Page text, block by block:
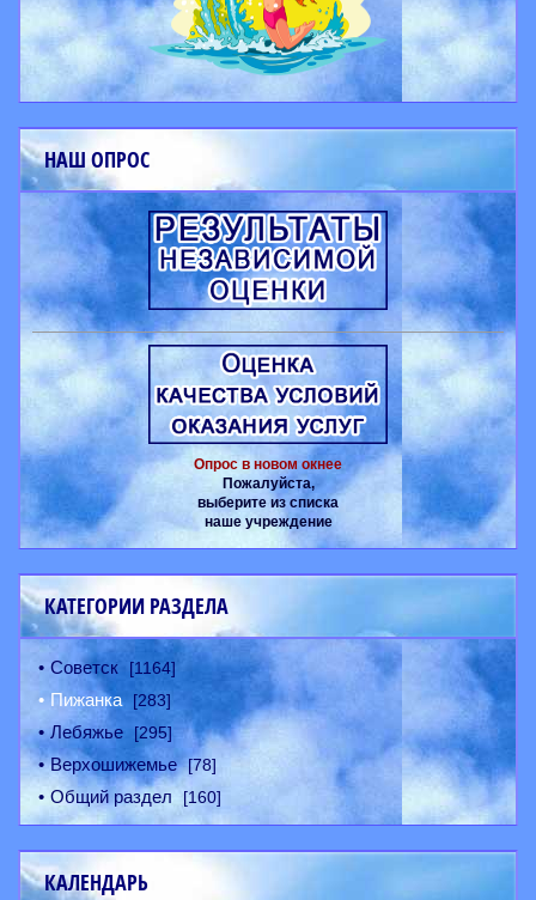
НАШ ОПРОС
Опрос в новом окнее
Пожалуйста,
выберите из списка
наше учреждение
КАТЕГОРИИ РАЗДЕЛА
Советск [1164]
Пижанка [283]
Лебяжье [295]
Верхошижемье [78]
Общий раздел [160]
КАЛЕНДАРЬ